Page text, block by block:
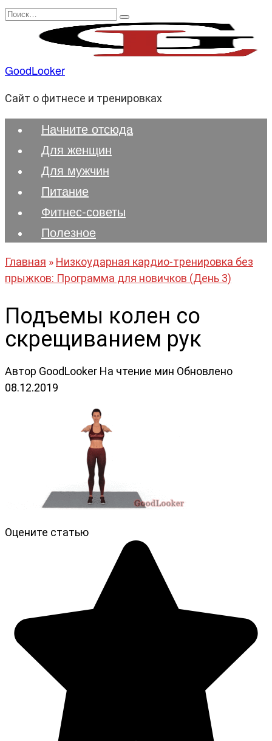
Перейти
содержанию
Search
GoodLooker
Сайт о фитнесе и тренировках
Начните отсюда
Для женщин
Для мужчин
Питание
Фитнес-советы
Полезноe
Главная » Низкоударная кардио-тренировка без
прыжков: Программа для новичков (День 3)
Подъемы колен со
скрещиванием рук
Автор GoodLooker На чтение мин Обновлено
08.12.2019
Оцените статью